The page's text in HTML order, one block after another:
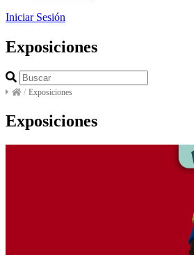
Iniciar Sesión
Exposiciones
/ Exposiciones
Exposiciones